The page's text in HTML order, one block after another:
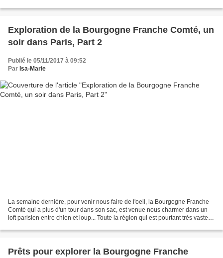
Exploration de la Bourgogne Franche Comté, un
soir dans Paris, Part 2
Publié le 05/11/2017 à 09:52
Par Isa-Marie
La semaine dernière, pour venir nous faire de l'oeil, la Bourgogne Franche
Comté qui a plus d'un tour dans son sac, est venue nous charmer dans un
loft parisien entre chien et loup... Toute la région qui est pourtant très vaste
Prêts pour explorer la Bourgogne Franche